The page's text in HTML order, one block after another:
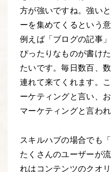
方が強いですね。強い
ーを集めてくるという
例えば「ブログの記事
ぴったりなものが書け
たいです。毎日数百、
連れて来てくれます。
ーケティングと言い、
マーケティングと言われ
スキルハブの場合でも
たくさんのユーザーが
れはコンテンツのクオ